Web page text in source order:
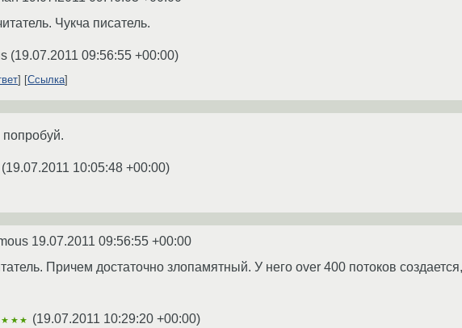
Чукча писатель.
(19.07.2011 09:56:55 +00:00)
Ссылка
(19.07.2011 10:05:48 +00:00)
19.07.2011 09:56:55 +00:00
Причем достаточно злопамятный. У него over 400 потоков
★★★ (19.07.2011 10:29:20 +00:00)